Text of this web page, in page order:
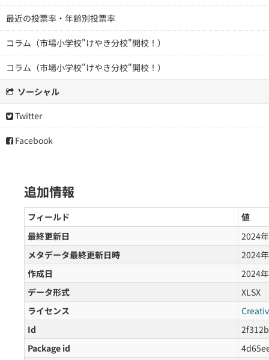
最近の投票率・年齢別投票率
コラム（市場小学校"けやき分校"開校！）
コラム（市場小学校"けやき分校"開校！）
ソーシャル
Twitter
Facebook
追加情報
フィールド
値
最終更新日
2024
メタデータ最終更新日時
2024
作成日
2024
データ形式
XLSX
ライセンス
Id
Package id